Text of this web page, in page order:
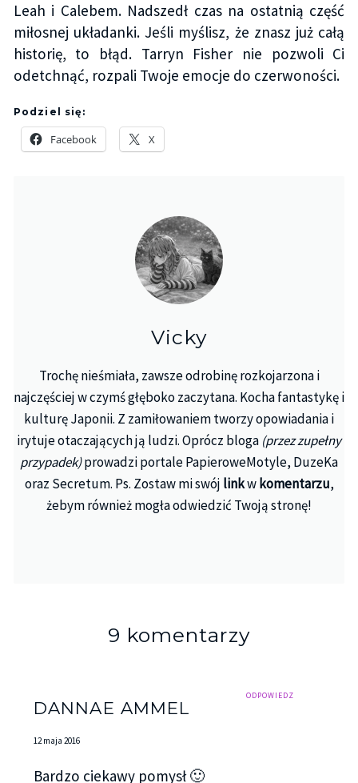
Leah i Calebem. Nadszedł czas na ostatnią część
miłosnej układanki. Jeśli myślisz, że znasz już całą
historię, to błąd. Tarryn Fisher nie pozwoli Ci
odetchnąć, rozpali Twoje emocje do czerwoności.
Podziel się:
Facebook X
Vicky
Trochę nieśmiała, zawsze odrobinę rozkojarzona i
najczęściej w czymś głęboko zaczytana. Kocha fantastykę i
kulturę Japonii. Z zamiłowaniem tworzy opowiadania i
irytuje otaczających ją ludzi. Oprócz bloga (przez zupełny
przypadek)prowadzi portale PapieroweMotyle, DuzeKa
oraz Secretum. Ps. Zostaw mi swój linkwkomentarzu,
żebym również mogła odwiedzić Twoją stronę!
9 komentarzy
ODPOWIEDZ
DANNAE AMMEL
12 maja 2016
Bardzo ciekawy pomysł 🙂